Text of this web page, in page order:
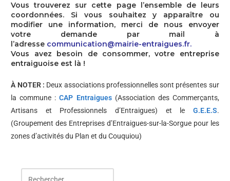
Vous trouverez sur cette page l’ensemble de leurs
coordonnées. Si vous souhaitez y apparaître ou
modifier une information, merci de nous envoyer
votre demande par mail à
l’adresse communication@mairie-entraigues.fr.
Vous avez besoin de consommer, votre entreprise
entraiguoise est là !
À NOTER : Deux associations professionnelles sont présentes sur
la commune :CAP Entraigues(Association des Commerçants,
Artisans et Professionnels d’Entraigues) et le G.E.E.S.
(Groupement des Entreprises d’Entraigues-sur-la-Sorgue pour les
zones d’activités du Plan et du Couquiou)